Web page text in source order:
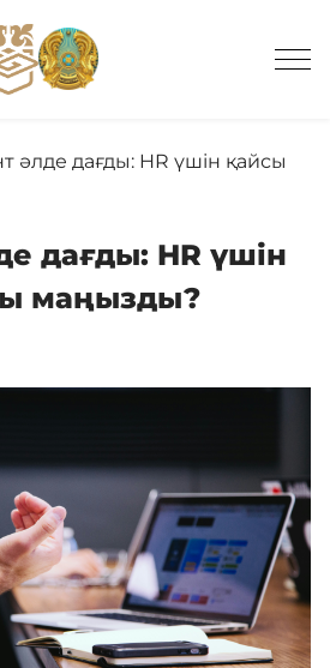
әлде дағды: HR үшін қайсы
дағды: HR үшін
маңызды?